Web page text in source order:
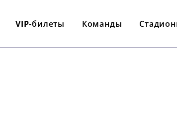
VIP-билеты Команды